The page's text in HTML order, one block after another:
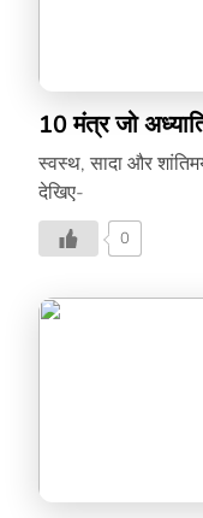
10 मंत्र जो
स्वस्थ, सादा और
देखिए-
0